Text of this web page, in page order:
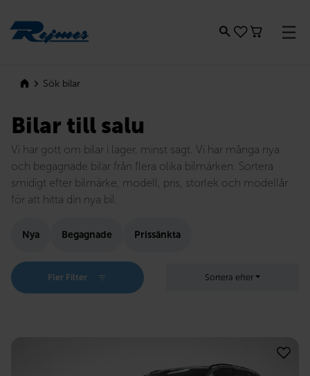
Sök bilar
Bilar till salu
Vi har gott om bilar i lager, minst sagt. Vi har många nya
och begagnade bilar från flera olika bilmärken. Sortera
smidigt efter bilmärke, modell, pris, storlek och modellår
för att hitta din nya bil.
Nya Begagnade Prissänkta
Fler Filter Sortera efter